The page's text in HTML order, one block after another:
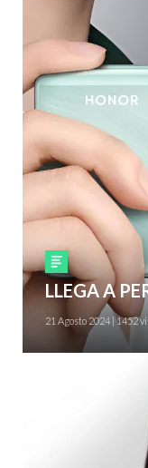
Smartphones
LLEGA A
21 Agosto 2024 | 1452